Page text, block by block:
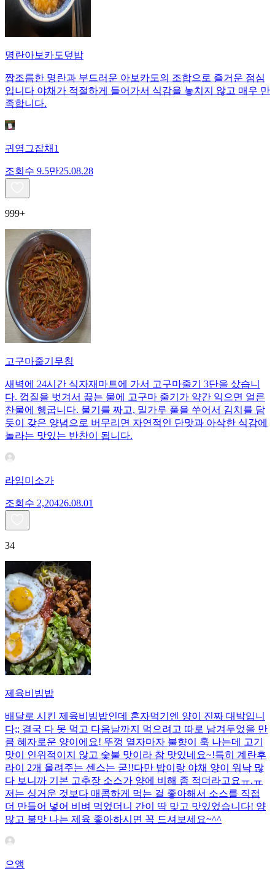
명란아보카도덮밥
짭조름한 명란과 부드러운 아보카도의 조합으로 즐거운 점심
입니다 야채가 적절하게 들어가서 식감을 놓치지 않고 매우 만
족합니다.
귀염그잡채1
조회수 9.5만25.08.28
999+
고구마줄기무침
새벽에 24시간 식자재마트에 가서 고구마줄기 3단을 샀습니
다. 껍질을 벗겨서 끓는 물에 고구마 줄기가 약간 익으면 얼른
찬물에 헹굽니다. 물기를 짜고, 밀가루 풀을 쑤어서 김치를 담
듯이 갖은 양념으로 버무리면 자연적인 단맛과 아삭한 식감에
놀라는 맛있는 반찬이 됩니다.
라임미소가
조회수 2,20426.08.01
34
제육비빔밥
배달로 시킨 제육비빔밥인데 혼자먹기엔 양이 진짜 대박입니
다;; 결국 다 못 먹고 다음날까지 먹으려고 따로 남겨두었을 만
큼 혜자로운 양이에요! 뚜껑 열자마자 불향이 훅 나는데 고기
맛이 인위적이지 않고 숯불 맛이라 참 맛있네요~!특히 계란후
라이 2개 올려주는 센스는 굳!! ​다만 밥이랑 야채 양이 워낙 많
다 보니까 기본 고추장 소스가 양에 비해 좀 적더라고요ㅠ.ㅠ
저는 싱거운 것보다 매콤하게 먹는 걸 좋아해서 소스를 직접
더 만들어 넣어 비벼 먹었더니 간이 딱 맞고 맛있었습니다! 양
많고 불맛 나는 제육 좋아하시면 꼭 드셔보세요~^^
으앵